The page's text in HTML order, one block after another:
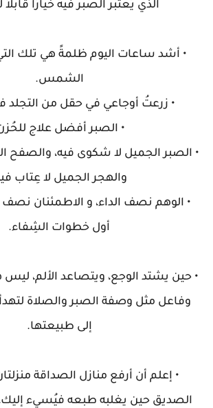
الذي يُعتبر الصبر فيه خيارًا
• أشد ساعات اليوم ظلمةً هي تلك
الشمس.
• زرعتُ أوجاعي في حقل من التجلد
• الصبر أفضل علاج
• الصبر الجميل لا شكوى فيه، والصفح
والهجر الجميل لا عِتاب
• الوهم نصف الداء، و الاطمئنان نصف
أول خطوات الشِفاء.
• حين يشتد الوجع، ويتصاعد الألم،
وفاعل مثل وصفة الصبر والصلاة
إلى طبيعتها.
• إعلم أن أرفع منازل الصداقة
الصديق حين يغلبه طبعه فيُسيء